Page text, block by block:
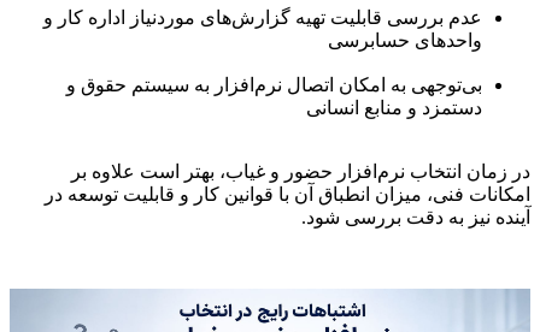
عدم بررسی قابلیت تهیه گزارش‌های موردنیاز اداره کار و
واحدهای حسابرسی
بی‌توجهی به امکان اتصال نرم‌افزار به سیستم حقوق و
دستمزد و منابع انسانی
در زمان انتخاب نرم‌افزار حضور و غیاب، بهتر است علاوه بر
امکانات فنی، میزان انطباق آن با قوانین کار و قابلیت توسعه در
آینده نیز به دقت بررسی شود.